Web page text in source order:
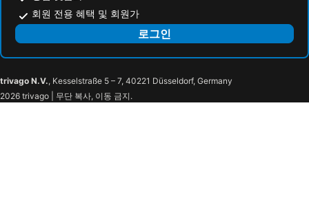
H78 몰디브
Paralian Hulhumale'
Jen Maldives Male by Shangri-La
Rangali thoddoo Maldives
회원 전용 혜택 및 회원가
로그인
trivago N.V., Kesselstraße 5 – 7, 40221 Düsseldorf, Germany
2026 trivago | 무단 복사, 이동 금지.